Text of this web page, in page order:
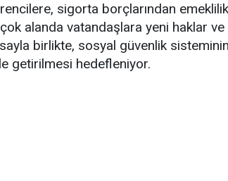
sigorta borçlarından
alanda vatandaşlara yeni haklar ve
birlikte, sosyal güvenlik
getirilmesi hedefleniyor.